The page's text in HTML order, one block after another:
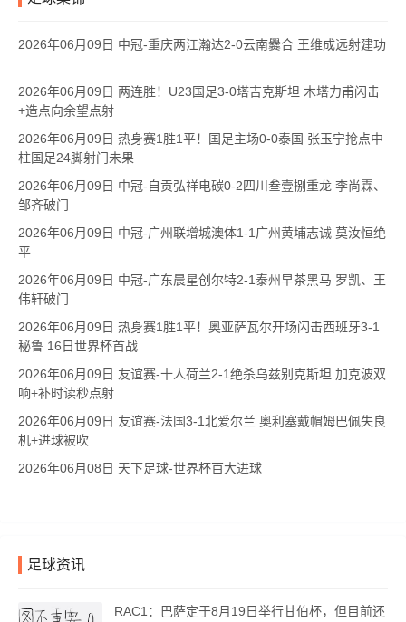
2026年06月09日 中冠-重庆两江瀚达2-0云南爨合 王维成远射建功
2026年06月09日 两连胜！U23国足3-0塔吉克斯坦 木塔力甫闪击
+造点向余望点射
2026年06月09日 热身赛1胜1平！国足主场0-0泰国 张玉宁抢点中
柱国足24脚射门未果
2026年06月09日 中冠-自贡弘祥电碳0-2四川叁壹捌重龙 李尚霖、
邹齐破门
2026年06月09日 中冠-广州联增城澳体1-1广州黄埔志诚 莫汝恒绝
平
2026年06月09日 中冠-广东晨星创尔特2-1泰州早茶黑马 罗凯、王
伟轩破门
2026年06月09日 热身赛1胜1平！奥亚萨瓦尔开场闪击西班牙3-1
秘鲁 16日世界杯首战
2026年06月09日 友谊赛-十人荷兰2-1绝杀乌兹别克斯坦 加克波双
响+补时读秒点射
2026年06月09日 友谊赛-法国3-1北爱尔兰 奥利塞戴帽姆巴佩失良
机+进球被吹
2026年06月08日 天下足球-世界杯百大进球
足球资讯
RAC1：巴萨定于8月19日举行甘伯杯，但目前还